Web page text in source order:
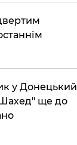
у Донецький
ще до